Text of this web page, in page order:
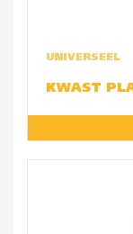
UNIVERSEEL
KWAST